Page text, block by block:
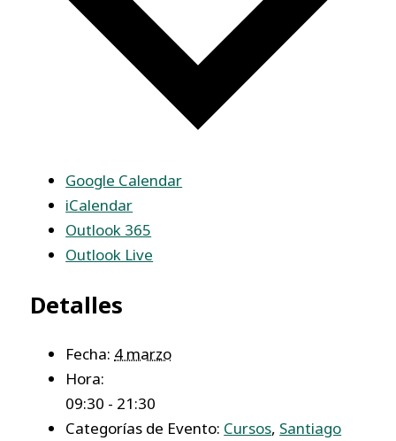
Google Calendar
iCalendar
Outlook 365
Outlook Live
Detalles
Fecha: 4 marzo
Hora:
09:30 - 21:30
Categorías de Evento: Cursos, Santiago